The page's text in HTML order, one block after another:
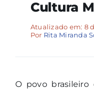
Contato
Cultura
Atualizado em: 8
Por Rita Miranda
O povo